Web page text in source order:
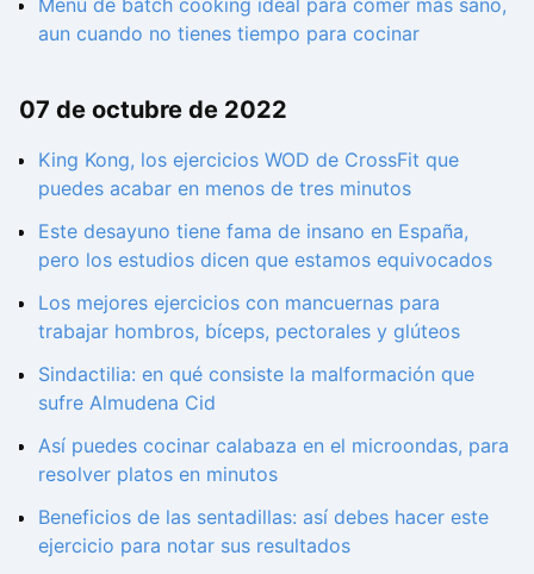
Menú de batch cooking ideal para comer más sano,
aun cuando no tienes tiempo para cocinar
07 de octubre de 2022
King Kong, los ejercicios WOD de CrossFit que
puedes acabar en menos de tres minutos
Este desayuno tiene fama de insano en España,
pero los estudios dicen que estamos equivocados
Los mejores ejercicios con mancuernas para
trabajar hombros, bíceps, pectorales y glúteos
Sindactilia: en qué consiste la malformación que
sufre Almudena Cid
Así puedes cocinar calabaza en el microondas, para
resolver platos en minutos
Beneficios de las sentadillas: así debes hacer este
ejercicio para notar sus resultados